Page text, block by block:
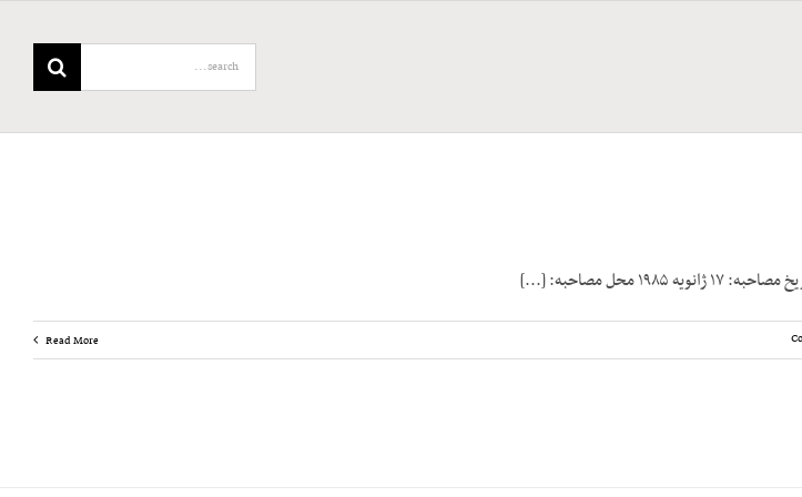
Search
for:
محل مصاحبه: [...]
Read More